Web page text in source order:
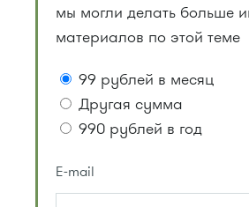
мы могли делать больше
материалов по этой теме
99 рублей в месяц
Другая сумма
990 рублей в год
E-mail